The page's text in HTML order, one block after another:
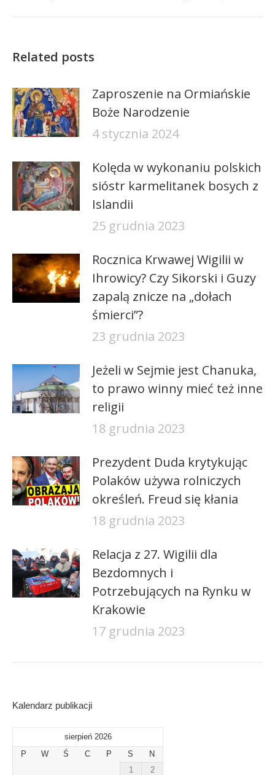
Related posts
Zaproszenie na Ormiańskie
Boże Narodzenie
4 stycznia 2024
Kolęda w wykonaniu polskich
sióstr karmelitanek bosych z
Islandii
25 grudnia 2023
Rocznica Krwawej Wigilii w
Ihrowicy? Czy Sikorski i Guzy
zapalą znicze na „dołach
śmierci”?
23 grudnia 2023
Jeżeli w Sejmie jest Chanuka,
to prawo winny mieć też inne
religii
18 grudnia 2023
Prezydent Duda krytykując
Polaków używa rolniczych
określeń. Freud się kłania
18 grudnia 2023
Relacja z 27. Wigilii dla
Bezdomnych i
Potrzebujących na Rynku w
Krakowie
17 grudnia 2023
Kalendarz publikacji
sierpień 2026
P
W Ś C P S
N
1
2